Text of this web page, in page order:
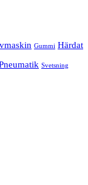
Gummi Härdat
Svetsning